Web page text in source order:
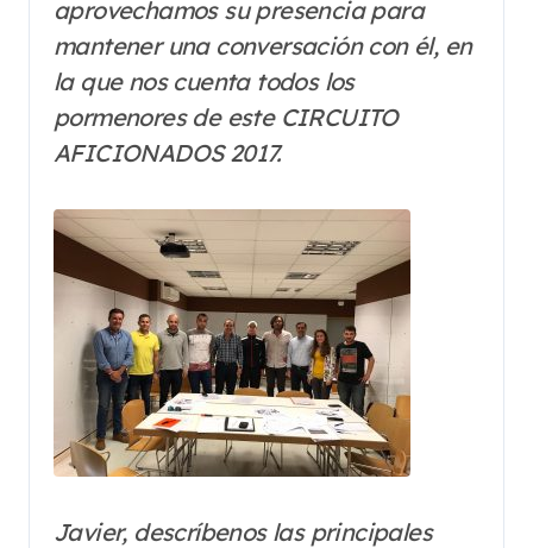
aprovechamos su presencia para
mantener una conversación con él, en
la que nos cuenta todos los
pormenores de este CIRCUITO
AFICIONADOS 2017.
Javier, descríbenos las principales